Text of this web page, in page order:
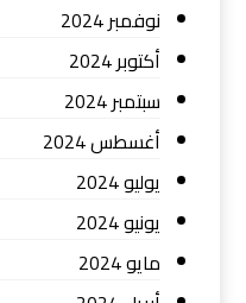
نوفمبر 2024
أكتوبر 2024
سبتمبر 2024
أغسطس 2024
يوليو 2024
يونيو 2024
مايو 2024